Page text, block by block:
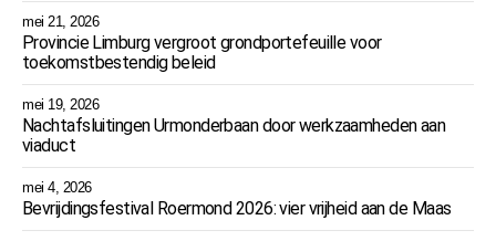
mei 21, 2026
Provincie Limburg vergroot grondportefeuille voor
toekomstbestendig beleid
mei 19, 2026
Nachtafsluitingen Urmonderbaan door werkzaamheden aan
viaduct
mei 4, 2026
Bevrijdingsfestival Roermond 2026: vier vrijheid aan de Maas